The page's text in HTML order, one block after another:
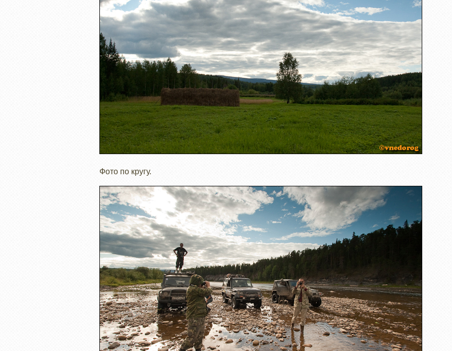
Фото по кругу.